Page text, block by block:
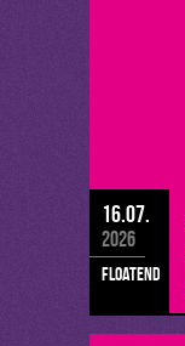
16.07.
2026
floatend